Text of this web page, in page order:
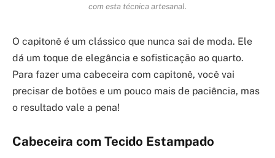
com esta técnica artesanal.
O capitonê é um clássico que nunca sai de moda. Ele
dá um toque de elegância e sofisticação ao quarto.
Para fazer uma cabeceira com capitonê, você vai
precisar de botões e um pouco mais de paciência, mas
o resultado vale a pena!
Cabeceira com Tecido Estampado